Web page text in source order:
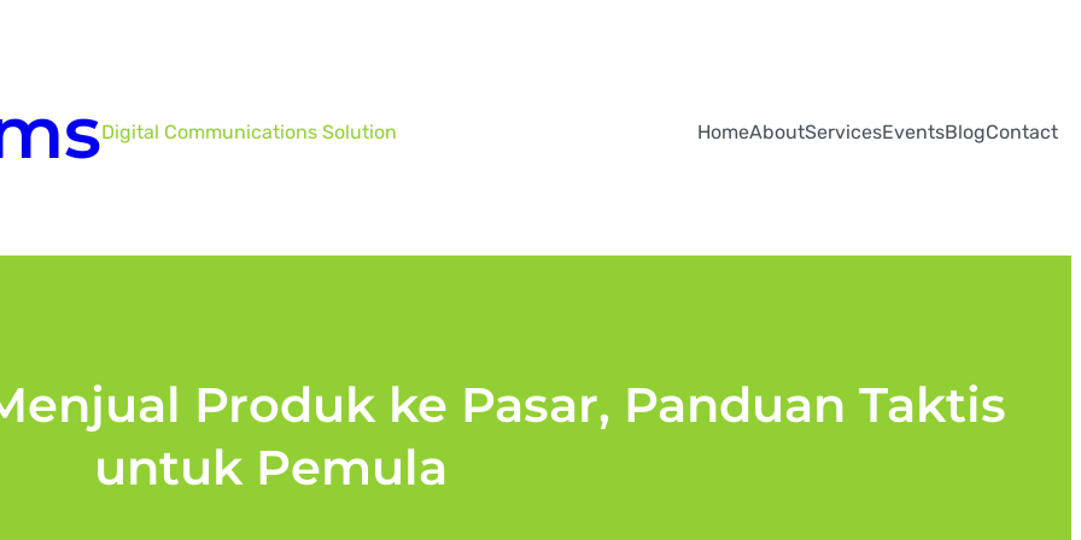
Digital Communications Solution HomeAboutServicesEventsBlogContact
Produk ke Pasar, Panduan Taktis
untuk Pemula